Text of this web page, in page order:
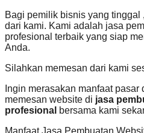
Bagi pemilik bisnis yang
dari kami. Kami adalah jasa
profesional terbaik yang siap
Anda.
Silahkan memesan dari kami
Ingin merasakan manfaat
memesan website di jasa
profesional bersama kami
Manfaat Jasa Pembuatan